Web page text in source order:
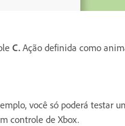
C. Ação definida como
você só poderá testar
controle de Xbox.